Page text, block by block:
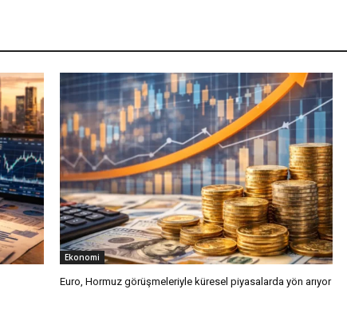
Ekonomi
Euro, Hormuz görüşmeleriyle küresel piyasalarda yön arıyor